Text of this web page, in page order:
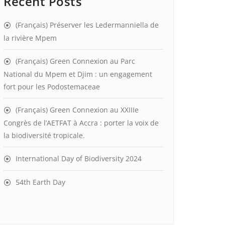
(Français) Préserver les Ledermanniella de
la rivière Mpem
(Français) Green Connexion au Parc
National du Mpem et Djim : un engagement
fort pour les Podostemaceae
(Français) Green Connexion au XXIIIe
Congrès de l’AETFAT à Accra : porter la voix de
la biodiversité tropicale.
International Day of Biodiversity 2024
54th Earth Day